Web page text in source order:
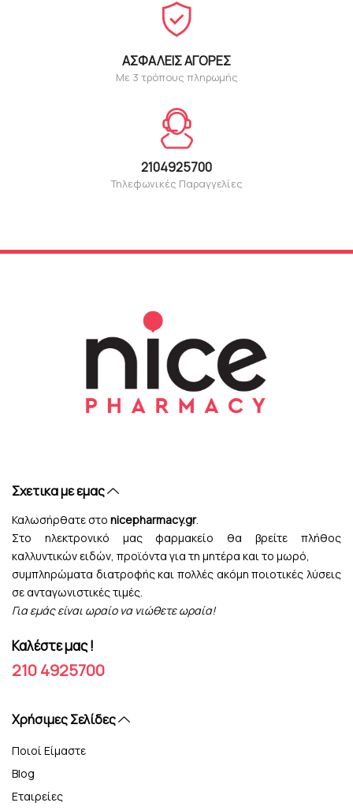
ΑΣΦΑΛΕΊΣ ΑΓΟΡΈΣ
Με 3 τρόπους πληρωμής
2104925700
Τηλεφωνικές Παραγγελίες
Σχετικα με εμας
Καλωσήρθατε στο nicepharmacy.gr.
Στο ηλεκτρονικό μας φαρμακείο θα βρείτε πλήθος
καλλυντικών ειδών, προϊόντα για τη μητέρα και το μωρό,
συμπληρώματα διατροφής και πολλές ακόμη ποιοτικές λύσεις
σε ανταγωνιστικές τιμές.
Για εμάς είναι ωραίο να νιώθετε ωραία!
Καλέστε μας !
210 4925700
Xρήσιμες Σελίδες
Ποιοί Είμαστε
Blog
Εταιρείες